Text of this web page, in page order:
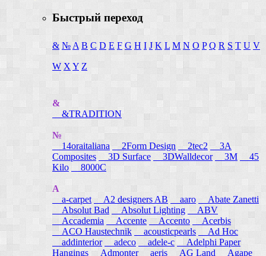
Быстрый переход
& № A B C D E F G H I J K L M N O P Q R S T U V
W X Y Z
&
&TRADITION
№
14oraitaliana
2Form Design 2tec2
3A
Composites
3D Surface 3DWalldecor 3M
45
Kilo
8000C
A
a-carpet
A2 designers AB aaro
Abate Zanetti
Absolut Bad
Absolut Lighting
ABV
Accademia
Accente Accento
Acerbis
ACO Haustechnik
acousticpearls
Ad Hoc
addinterior
adeco adele-c
Adelphi Paper
Hangings Admonter aeris AG Land Agape